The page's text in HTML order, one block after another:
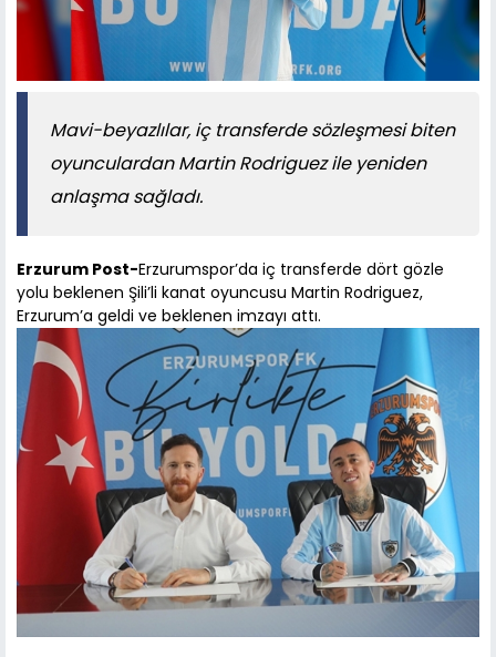
Mavi-beyazlılar, iç transferde sözleşmesi biten
oyunculardan Martin Rodriguez ile yeniden
anlaşma sağladı.
Erzurum Post-Erzurumspor’da iç transferde dört gözle
yolu beklenen Şili’li kanat oyuncusu Martin Rodriguez,
Erzurum’a geldi ve beklenen imzayı attı.